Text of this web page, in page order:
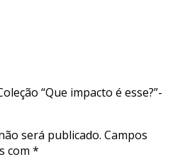
“Que impacto é esse?”-
será publicado. Campos
com *